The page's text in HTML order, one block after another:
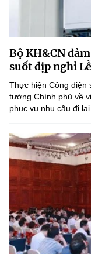
Bộ KH&CN
suốt dịp nghỉ
Thực hiện Công điện
tướng Chính phủ về
phục vụ nhu cầu đi